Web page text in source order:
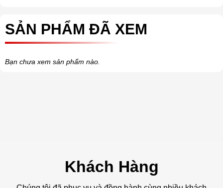
SẢN PHẨM ĐÃ XEM
Bạn chưa xem sản phẩm nào.
Khách Hàng